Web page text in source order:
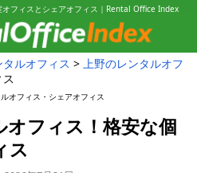
フィスとシェアオフィス｜Rental Office Index
ルオフィス
上野のレンタルオフ
オフィス！格安な個
ス